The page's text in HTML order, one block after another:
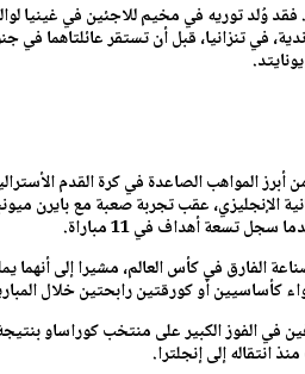
فقد وُلد توريه في مخيم للاجئين في غينيا
في تنزانيا، قبل أن تستقر عائلتاهما في
المواهب الصاعدة في كرة القدم
الثانية الإنجليزي، عقب تجربة صعبة مع بايرن
الفارق في كأس العالم، مشيرا إلى أنهما
كأساسيين أو كورقتين رابحتين خلال
انتقاله إلى إنجلترا.